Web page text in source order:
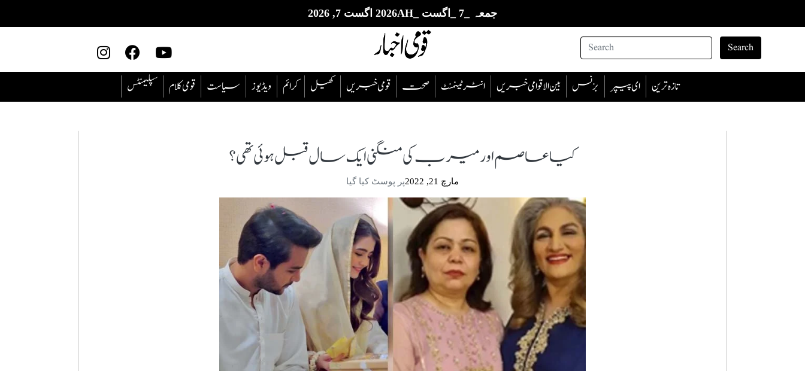
جمعہ _7 _اگست _2026AH اگست 7, 2026
Search
سپلیمنٹس قومی کلام سیاست ویڈیوز ‎کرائم کھیل قومی خبریں صحت انٹرٹینمنٹ بین الاقوامی خبریں بزنس ای پیپر تازہ ترین
کیا عاصم اور میرب کی منگنی ایک سال قبل ہوئی تھی؟
مارچ 21, 2022 پر پوسٹ کیا گیا